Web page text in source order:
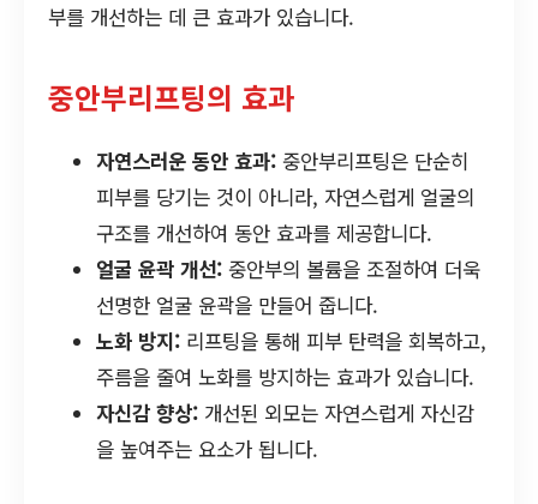
부를 개선하는 데 큰 효과가 있습니다.
중안부리프팅의 효과
자연스러운 동안 효과: 중안부리프팅은 단순히
피부를 당기는 것이 아니라, 자연스럽게 얼굴의
구조를 개선하여 동안 효과를 제공합니다.
얼굴 윤곽 개선: 중안부의 볼륨을 조절하여 더욱
선명한 얼굴 윤곽을 만들어 줍니다.
노화 방지: 리프팅을 통해 피부 탄력을 회복하고,
주름을 줄여 노화를 방지하는 효과가 있습니다.
자신감 향상: 개선된 외모는 자연스럽게 자신감
을 높여주는 요소가 됩니다.